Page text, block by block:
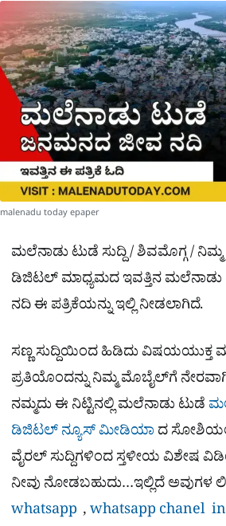
p o a
m
a
r
e
malenadu today epaper
ಮಲೆನಾಡು ಟುಡೆ ಸುದ್ದಿ / ಶಿವಮೊಗ್ಗ /
ಡಿಜಿಟಲ್ ಮಾಧ್ಯಮದ ಇವತ್ತಿನ
ನದಿ ಈ ಪತ್ರಿಕೆಯನ್ನು ಇಲ್ಲಿ ನೀಡಲಾಗಿದೆ.
ಸಣ್ಣ ಸುದ್ದಿಯಿಂದ ಹಿಡಿದು ವಿಷಯಯುಕ್ತ
ಪ್ರತಿಯೊಂದನ್ನು ನಿಮ್ಮ ಮೊಬೈಲ್​ಗೆ
ನಮ್ಮದು ಈ ನಿಟ್ಟಿನಲ್ಲಿ ಮಲೆನಾಡು ಟುಡೆ
ಡಿಜಿಟಲ್ ನ್ಯೂಸ್ ಮೀಡಿಯಾ ದ
ವೈರಲ್​ ಸುದ್ದಿಗಳಿಂದ ಸ್ತಳೀಯ ವಿಶೇಷ
ನೀವು ನೋಡಬಹುದು…ಇಲ್ಲಿದೆ ಅವುಗಳ
whatsapp ,whatsapp chanel